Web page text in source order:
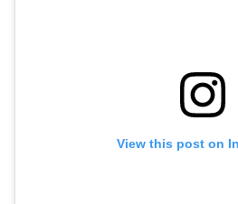
View this post on